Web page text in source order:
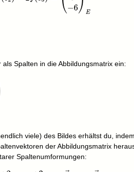
⎝−6⎠ E
Spalten in die Abbildungsmatrix ein:
& 0 & 0\\4 & 0 &
viele) des Bildes erhältst du,
der Abbildungsmatrix
Spaltenumformungen: